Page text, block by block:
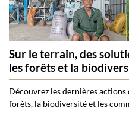
Sur le terrain, des
les forêts et la
Découvrez les dernières
forêts, la biodiversité et les